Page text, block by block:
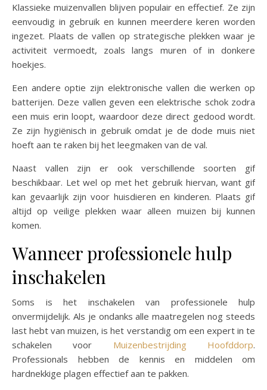
Klassieke muizenvallen blijven populair en effectief. Ze zijn
eenvoudig in gebruik en kunnen meerdere keren worden
ingezet. Plaats de vallen op strategische plekken waar je
activiteit vermoedt, zoals langs muren of in donkere
hoekjes.
Een andere optie zijn elektronische vallen die werken op
batterijen. Deze vallen geven een elektrische schok zodra
een muis erin loopt, waardoor deze direct gedood wordt.
Ze zijn hygiënisch in gebruik omdat je de dode muis niet
hoeft aan te raken bij het leegmaken van de val.
Naast vallen zijn er ook verschillende soorten gif
beschikbaar. Let wel op met het gebruik hiervan, want gif
kan gevaarlijk zijn voor huisdieren en kinderen. Plaats gif
altijd op veilige plekken waar alleen muizen bij kunnen
komen.
Wanneer professionele hulp
inschakelen
Soms is het inschakelen van professionele hulp
onvermijdelijk. Als je ondanks alle maatregelen nog steeds
last hebt van muizen, is het verstandig om een expert in te
schakelen voor Muizenbestrijding Hoofddorp.
Professionals hebben de kennis en middelen om
hardnekkige plagen effectief aan te pakken.